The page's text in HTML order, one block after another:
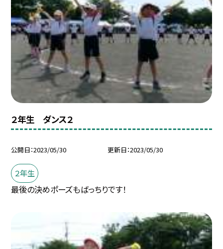
２年生 ダンス２
公開日 2023/05/30 更新日 2023/05/30
２年生
最後の決めポーズもばっちりです！